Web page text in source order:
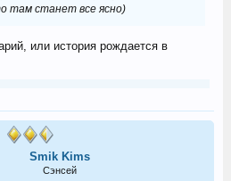
там станет все ясно)
или история рождается в
Smik Kims
Сэнсей